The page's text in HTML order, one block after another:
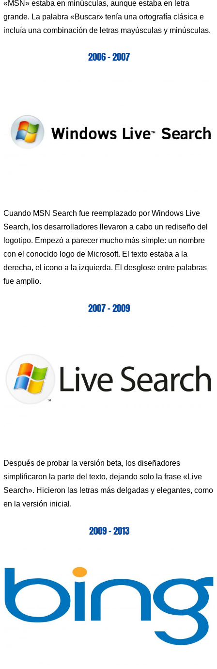
«MSN» estaba en minúsculas, aunque estaba en letra
grande. La palabra «Buscar» tenía una ortografía clásica e
incluía una combinación de letras mayúsculas y minúsculas.
2006 – 2007
Cuando MSN Search fue reemplazado por Windows Live
Search, los desarrolladores llevaron a cabo un rediseño del
logotipo. Empezó a parecer mucho más simple: un nombre
con el conocido logo de Microsoft. El texto estaba a la
derecha, el icono a la izquierda. El desglose entre palabras
fue amplio.
2007 – 2009
Después de probar la versión beta, los diseñadores
simplificaron la parte del texto, dejando solo la frase «Live
Search». Hicieron las letras más delgadas y elegantes, como
en la versión inicial.
2009 – 2013